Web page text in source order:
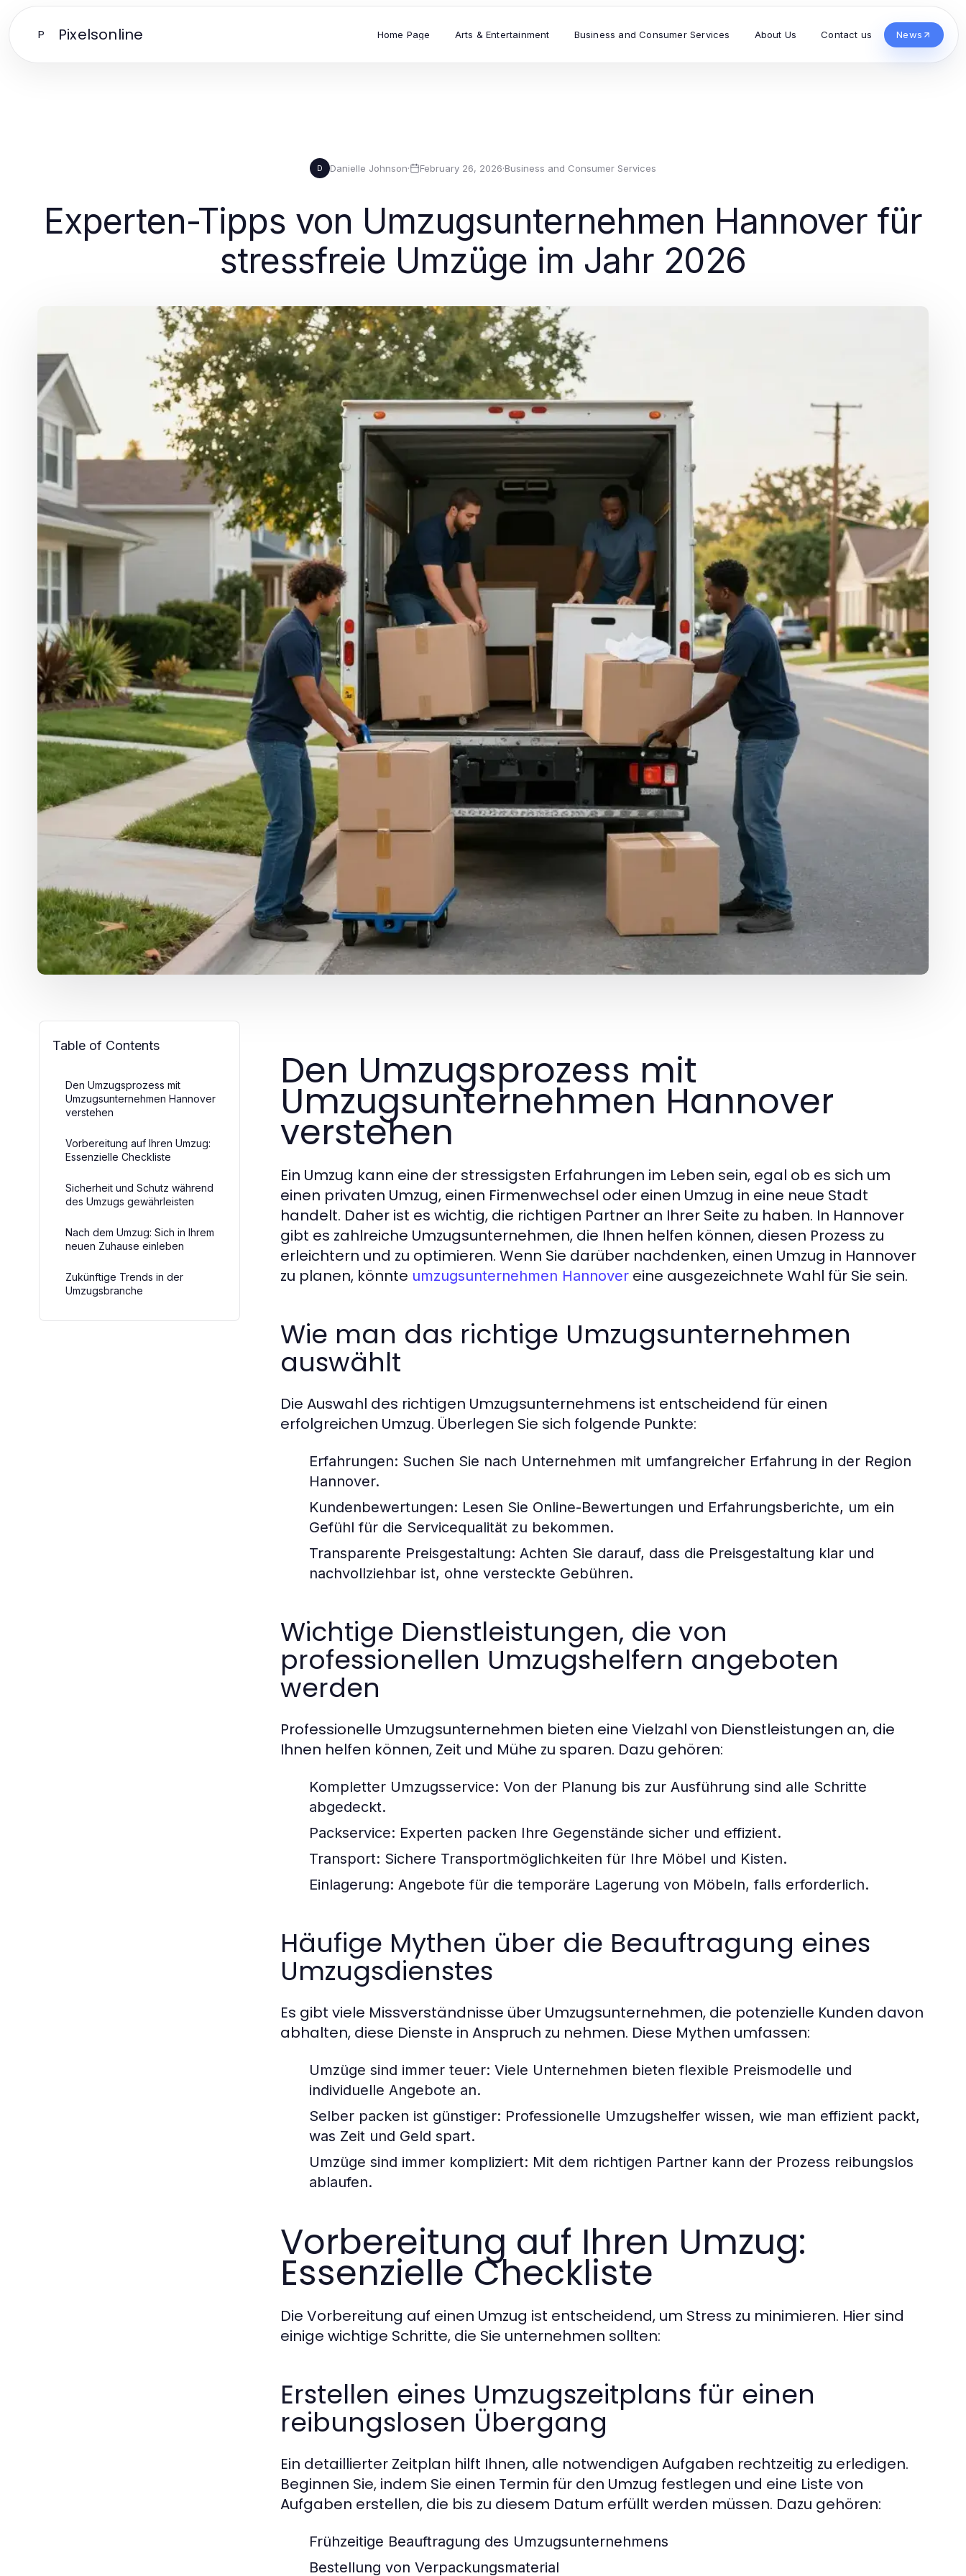
P Pixelsonline Home Page Arts & Entertainment Business and Consumer Services About Us Contact us News
D Danielle Johnson· February 26, 2026·Business and Consumer Services
Experten-Tipps von Umzugsunternehmen Hannover für
stressfreie Umzüge im Jahr 2026
Table of Contents
Den Umzugsprozess mit
Umzugsunternehmen Hannover
verstehen
Vorbereitung auf Ihren Umzug:
Essenzielle Checkliste
Sicherheit und Schutz während
des Umzugs gewährleisten
Nach dem Umzug: Sich in Ihrem
neuen Zuhause einleben
Zukünftige Trends in der
Umzugsbranche
Den Umzugsprozess mit
Umzugsunternehmen Hannover
verstehen
Ein Umzug kann eine der stressigsten Erfahrungen im Leben sein, egal ob es sich um
einen privaten Umzug, einen Firmenwechsel oder einen Umzug in eine neue Stadt
handelt. Daher ist es wichtig, die richtigen Partner an Ihrer Seite zu haben. In Hannover
gibt es zahlreiche Umzugsunternehmen, die Ihnen helfen können, diesen Prozess zu
erleichtern und zu optimieren. Wenn Sie darüber nachdenken, einen Umzug in Hannover
zu planen, könnte umzugsunternehmen Hannover eine ausgezeichnete Wahl für Sie sein.
Wie man das richtige Umzugsunternehmen
auswählt
Die Auswahl des richtigen Umzugsunternehmens ist entscheidend für einen
erfolgreichen Umzug. Überlegen Sie sich folgende Punkte:
Erfahrungen: Suchen Sie nach Unternehmen mit umfangreicher Erfahrung in der Region
Hannover.
Kundenbewertungen: Lesen Sie Online-Bewertungen und Erfahrungsberichte, um ein
Gefühl für die Servicequalität zu bekommen.
Transparente Preisgestaltung: Achten Sie darauf, dass die Preisgestaltung klar und
nachvollziehbar ist, ohne versteckte Gebühren.
Wichtige Dienstleistungen, die von
professionellen Umzugshelfern angeboten
werden
Professionelle Umzugsunternehmen bieten eine Vielzahl von Dienstleistungen an, die
Ihnen helfen können, Zeit und Mühe zu sparen. Dazu gehören:
Kompletter Umzugsservice: Von der Planung bis zur Ausführung sind alle Schritte
abgedeckt.
Packservice: Experten packen Ihre Gegenstände sicher und effizient.
Transport: Sichere Transportmöglichkeiten für Ihre Möbel und Kisten.
Einlagerung: Angebote für die temporäre Lagerung von Möbeln, falls erforderlich.
Häufige Mythen über die Beauftragung eines
Umzugsdienstes
Es gibt viele Missverständnisse über Umzugsunternehmen, die potenzielle Kunden davon
abhalten, diese Dienste in Anspruch zu nehmen. Diese Mythen umfassen:
Umzüge sind immer teuer: Viele Unternehmen bieten flexible Preismodelle und
individuelle Angebote an.
Selber packen ist günstiger: Professionelle Umzugshelfer wissen, wie man effizient packt,
was Zeit und Geld spart.
Umzüge sind immer kompliziert: Mit dem richtigen Partner kann der Prozess reibungslos
ablaufen.
Vorbereitung auf Ihren Umzug:
Essenzielle Checkliste
Die Vorbereitung auf einen Umzug ist entscheidend, um Stress zu minimieren. Hier sind
einige wichtige Schritte, die Sie unternehmen sollten:
Erstellen eines Umzugszeitplans für einen
reibungslosen Übergang
Ein detaillierter Zeitplan hilft Ihnen, alle notwendigen Aufgaben rechtzeitig zu erledigen.
Beginnen Sie, indem Sie einen Termin für den Umzug festlegen und eine Liste von
Aufgaben erstellen, die bis zu diesem Datum erfüllt werden müssen. Dazu gehören:
Frühzeitige Beauftragung des Umzugsunternehmens
Bestellung von Verpackungsmaterial